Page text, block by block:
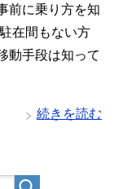
前に乗り方を知
在間もない方
動手段は知って
続きを読む